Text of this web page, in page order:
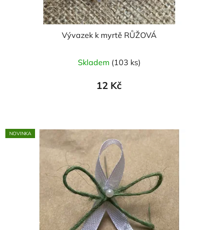
Vývazek k myrtě RŮŽOVÁ
Skladem (103 ks)
12 Kč
NOVINKA